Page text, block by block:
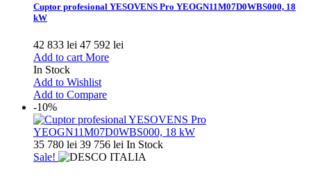
Cuptor profesional YESOVENS Pro YEOGN11M07D0WBS000, 18
kW
42 833 lei 47 592 lei
Add to cart More
In Stock
Add to Wishlist
Add to Compare
-10%
35 780 lei 39 756 lei In Stock
Sale!